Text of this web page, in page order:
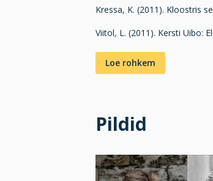
Kressa, K. (2011). Kloostris
Viitol, L. (2011). Kersti Uibo:
Loe rohkem
Pildid